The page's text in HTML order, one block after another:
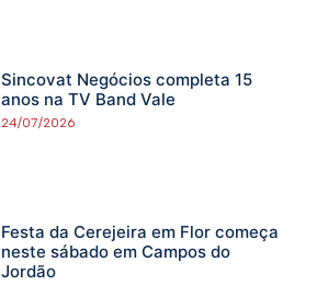
Sincovat Negócios completa 15
anos na TV Band Vale
24/07/2026
Festa da Cerejeira em Flor começa
neste sábado em Campos do
Jordão